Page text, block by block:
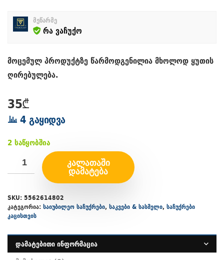
მეწარმე
რა ვაჩუქო
მოცემულ პროდუქტზე წარმოდგენილია მხოლოდ ყუთის
ღირებულება.
35₾
4 გაყიდვა
2 საწყობშია
ᲙᲐᲚᲐᲗᲐᲨᲘ
ᲓᲐᲛᲐᲢᲔᲑᲐ
SKU: 5562614802
კატეგორია: საიუბილეო საჩუქრები, საკვები & სასმელი, საჩუქრები
კაცისთვის
დამატებითი ინფორმაცია